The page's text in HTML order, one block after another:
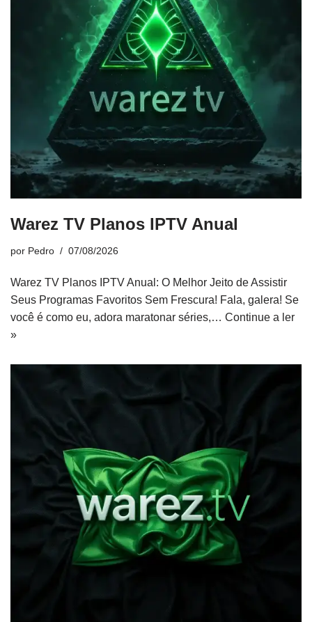
Warez TV Planos IPTV Anual
por Pedro 07/08/2026
Warez TV Planos IPTV Anual: O Melhor Jeito de Assistir
Seus Programas Favoritos Sem Frescura! Fala, galera! Se
você é como eu, adora maratonar séries,… Continue a ler
»